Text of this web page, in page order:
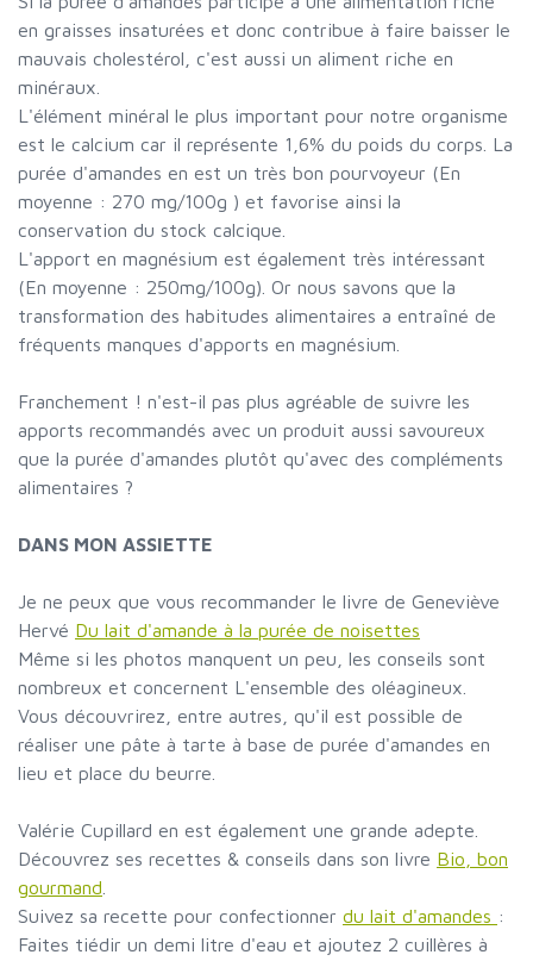
en graisses insaturées et donc contribue à faire baisser le
mauvais cholestérol, c'est aussi un aliment riche en
minéraux.
L'élément minéral le plus important pour notre organisme
est le calcium car il représente 1,6% du poids du corps. La
purée d'amandes en est un très bon pourvoyeur (En
moyenne : 270 mg/100g ) et favorise ainsi la
conservation du stock calcique.
L'apport en magnésium est également très intéressant
(En moyenne : 250mg/100g). Or nous savons que la
transformation des habitudes alimentaires a entraîné de
fréquents manques d'apports en magnésium.
Franchement ! n'est-il pas plus agréable de suivre les
apports recommandés avec un produit aussi savoureux
que la purée d'amandes plutôt qu'avec des compléments
alimentaires ?
DANS MON ASSIETTE
Je ne peux que vous recommander le livre de Geneviève
Hervé Du lait d'amande à la purée de noisettes
Même si les photos manquent un peu, les conseils sont
nombreux et concernent L'ensemble des oléagineux.
Vous découvrirez, entre autres, qu'il est possible de
réaliser une pâte à tarte à base de purée d'amandes en
lieu et place du beurre.
Valérie Cupillard en est également une grande adepte.
Découvrez ses recettes & conseils dans son livre Bio, bon
gourmand
Suivez sa recette pour confectionner du lait d'amandes :
Faites tiédir un demi litre d'eau et ajoutez 2 cuillères à